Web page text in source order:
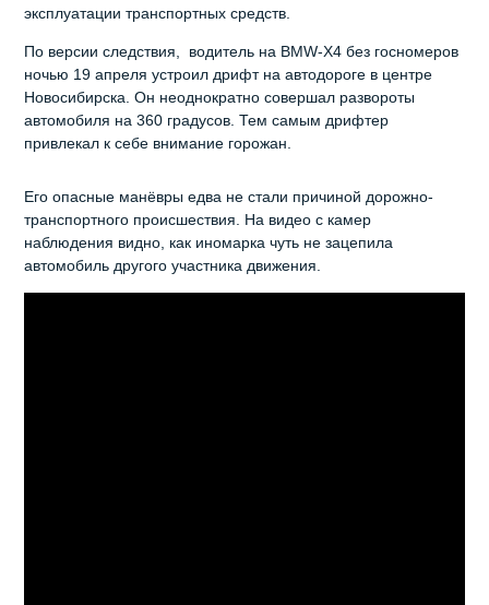
эксплуатации транспортных средств.
По версии следствия, водитель на BMW-X4 без госномеров
ночью 19 апреля устроил дрифт на автодороге в центре
Новосибирска. Он неоднократно совершал развороты
автомобиля на 360 градусов. Тем самым дрифтер
привлекал к себе внимание горожан.
Его опасные манёвры едва не стали причиной дорожно-
транспортного происшествия. На видео с камер
наблюдения видно, как иномарка чуть не зацепила
автомобиль другого участника движения.